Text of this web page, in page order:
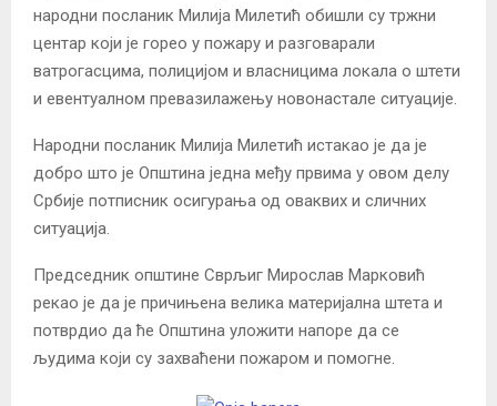
народни посланик Милија Милетић обишли су тржни
центар који је горео у пожару и разговарали
ватрогасцима, полицијом и власницима локала о штети
и евентуалном превазилажењу новонастале ситуације.
Народни посланик Милија Милетић истакао је да је
добро што је Општина једна међу првима у овом делу
Србије потписник осигурања од оваквих и сличних
ситуација.
Председник општине Сврљиг Мирослав Марковић
рекао је да је причињена велика материјална штета и
потврдио да ће Општина уложити напоре да се
људима који су захваћени пожаром и помогне.